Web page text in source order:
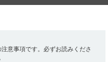
Drug Information
意事項です。 必ずお読みくださ